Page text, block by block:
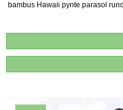
bambus Hawaii pynte parasol